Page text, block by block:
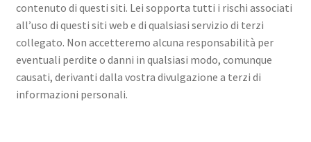
contenuto di questi siti. Lei sopporta tutti i rischi associati
all’uso di questi siti web e di qualsiasi servizio di terzi
collegato. Non accetteremo alcuna responsabilità per
eventuali perdite o danni in qualsiasi modo, comunque
causati, derivanti dalla vostra divulgazione a terzi di
informazioni personali.